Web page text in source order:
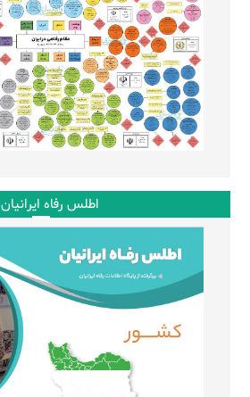
اطلس رفاه ایرانیان